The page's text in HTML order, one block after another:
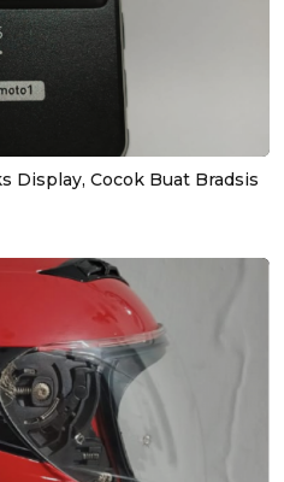
Display, Cocok Buat Bradsis